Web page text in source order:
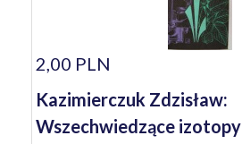
2,00 PLN
Kazimierczuk Zdzisław:
Wszechwiedzące izotopy